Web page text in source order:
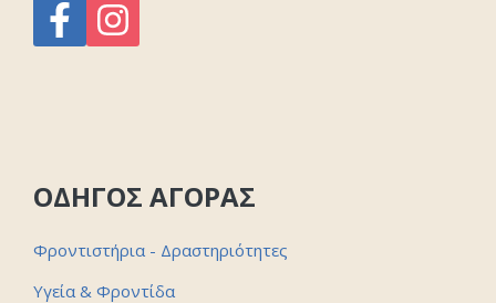
ΟΔΗΓΟΣ ΑΓΟΡΑΣ
Φροντιστήρια - Δραστηριότητες
Υγεία & Φροντίδα